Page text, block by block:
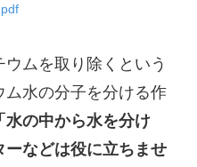
ムを取り除くという
水の分子を分ける作
水の中から水を分け
ーなどは役に立ちませ